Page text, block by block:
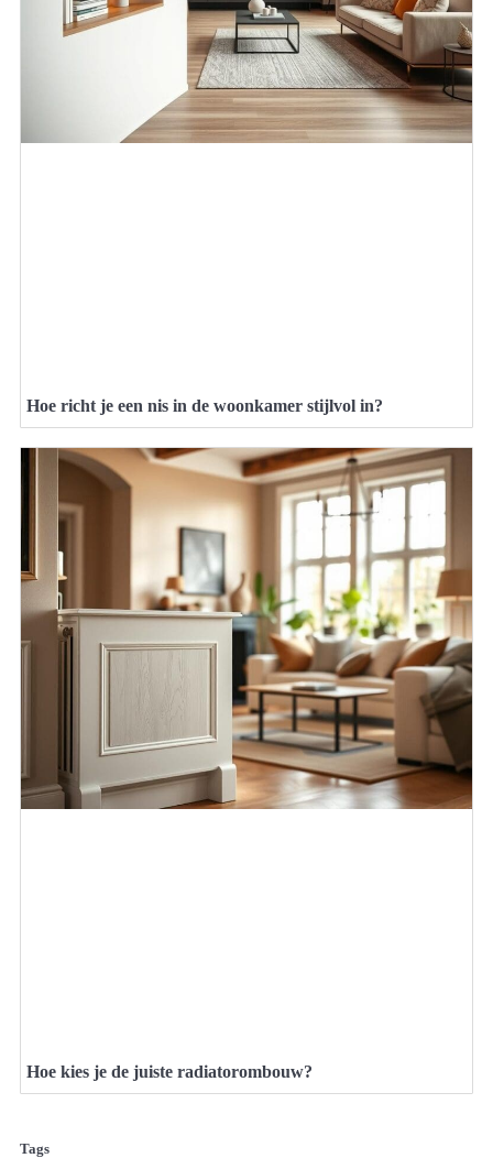
Hoe richt je een nis in de woonkamer stijlvol in?
Hoe kies je de juiste radiatorombouw?
Tags